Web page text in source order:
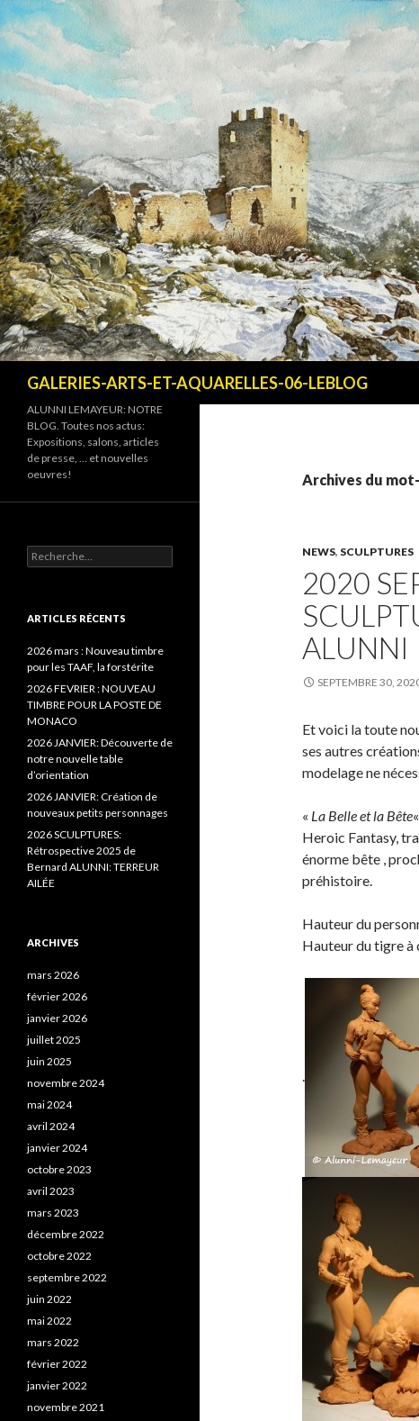
GALERIES-ARTS-ET-AQUARELLES-06-LEBLOG
Archives du
NEWS, SCULPTURES
2020
ALUNNI
SEPTEMBRE 30,
Et voici la toute
ses autres
modelage ne
« La Belle et la Bête
Heroic Fantasy,
énorme bête ,
préhistoire.
Hauteur du
Hauteur du tigre à
ALUNNI LEMAYEUR: NOTRE
BLOG. Toutes nos actus:
Expositions, salons, articles
de presse, … et nouvelles
oeuvres!
Recherche pour :
ARTICLES RÉCENTS
2026 mars : Nouveau timbre
pour les TAAF, la forstérite
2026 FEVRIER : NOUVEAU
TIMBRE POUR LA POSTE DE
MONACO
2026 JANVIER: Découverte de
notre nouvelle table
d’orientation
2026 JANVIER: Création de
nouveaux petits personnages
2026 SCULPTURES:
Rétrospective 2025 de
Bernard ALUNNI: TERREUR
AILÉE
ARCHIVES
mars 2026
février 2026
janvier 2026
juillet 2025
juin 2025
novembre 2024
mai 2024
avril 2024
janvier 2024
octobre 2023
avril 2023
mars 2023
décembre 2022
octobre 2022
septembre 2022
juin 2022
mai 2022
mars 2022
février 2022
janvier 2022
novembre 2021